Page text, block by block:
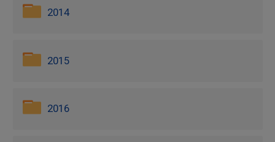
2014
2015
2016